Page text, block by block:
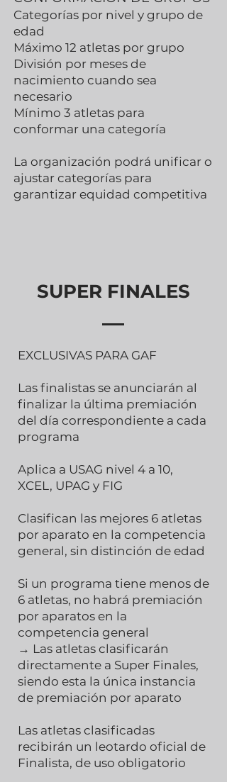
Categorías por nivel y grupo de
edad
Máximo 12 atletas por grupo
División por meses de
nacimiento cuando sea
necesario
Mínimo 3 atletas para
conformar una categoría
La organización podrá unificar o
ajustar categorías para
garantizar equidad competitiva
SUPER FINALES
EXCLUSIVAS PARA GAF
Las finalistas se anunciarán al
finalizar la última premiación
del día correspondiente a cada
programa
Aplica a USAG nivel 4 a 10,
XCEL, UPAG y FIG
Clasifican las mejores 6 atletas
por aparato en la competencia
general, sin distinción de edad
Si un programa tiene menos de
6 atletas, no habrá premiación
por aparatos en la
competencia general
→ Las atletas clasificarán
directamente a Super Finales,
siendo esta la única instancia
de premiación por aparato
Las atletas clasificadas
recibirán un leotardo oficial de
Finalista, de uso obligatorio